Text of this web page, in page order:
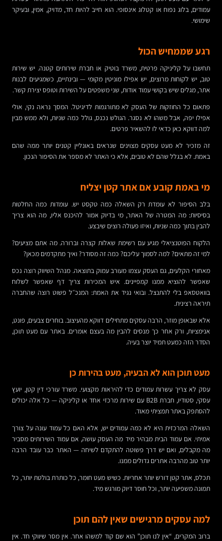
עמודים, בלוג נפוח או קטלוג אינסופי. הוא חייב להיות חד, מדויק, אמין, ובעיקר
שימושי.
רגע שממחיש הכול
תחשבו על קליניקה פרטית, משרד בוטיק או חברת שירותים קטנה. יש שירות
טוב, יש לקוחות מרוצים, יש אפילו מוניטין מקומי — ובינתיים, כשמגיעים לבנות
אתר, מגלים שיש בקושי עמוד אודות, שני משפטים על השירות וטופס יצירת קשר.
פתאום כל החוזקות של העסק לא מתורגמות לדיגיטל. המסך נראה נקי, אולי
אפילו יפה, אבל משהו לא נסגר. הגולש נכנס, גולל כמה שניות, ולא ממש מבין
למה דווקא כאן כדאי לו להשאיר פרטים.
זה מזכיר לא מעט עסקים מצוינים שנראים באונליין קטנים יותר ממה שהם
באמת. לא בגלל שהם לא טובים, אלא כי האתר לא מספר את הסיפור הנכון.
מי באמת קובע אם אתר קטן יצליח
בלב הסיפור לא עומדת רק השאלה כמה טקסט יש. עומדות כמה החלטות
בסיסיות: מה המטרה של האתר, מי בדיוק אמור להיכנס אליו, מה הוא צריך
להבין בתוך כמה שניות, ואיזו פעולה רוצים שיבצע.
הלקוח הפוטנציאלי מגיע עם רשימת שאלות קצרה וברורה. מה אתם מציעים?
למי זה מתאים? למה לסמוך עליכם? כמה זה מסודר? ואיך מתקדמים מכאן?
מאחורי הקלעים, גם העסק עצמו מעורב עמוק בתוצאה. מנהל השיווק רוצה נכס
שאפשר להוציא ממנו קמפיינים. איש המכירות צריך דף שאפשר לשלוח
בוואטסאפ בלי להתנצל. ובואי נגיד את האמת: המנכ״ל פשוט רוצה שהחברה
תיראה רצינית.
אלא שבאופן מוזר, הרבה עסקים מתחילים דווקא מהעיצוב. בוחרים צבעים, פונט,
אנימציות, ורק אחר כך מנסים להבין מה בעצם אומרים. באתר עם מעט תוכן,
הסדר הזה כמעט תמיד יוצר בעיה.
מעט תוכן הוא לא הבעיה, מעט בהירות כן
עסק לא צריך עשרות עמודים כדי להיראות מקצועי. משרד עורכי דין קטן, יועץ
עסקי, סטודיו, חברת B2B עם שירות מרכזי אחד או קליניקה — כל אלה יכולים
להסתפק באתר תמציתי מאוד.
השאלה המרכזית היא לא כמה עמודים יש, אלא האם כל עמוד עונה על צורך
אמיתי. אם עמוד הבית מבהיר מיד מה העסק עושה, אם עמוד השירותים מסביר
מה מקבלים, ואם יש דרך פשוטה להתקדם לשיחה — האתר כבר עובד הרבה
יותר טוב מהרבה אתרים גדולים ממנו.
תכלס, אתר קטן דורש יותר אחריות. כשיש מעט חומר, כל כותרת בולטת יותר, כל
תמונה משפיעה יותר, וכל חוסר דיוק מורגש מיד.
למה עסקים מרגישים שאין להם תוכן
ברוב המקרים, “אין לנו תוכן” הוא שם קוד למשהו אחר. אין מסר שיווקי חד. אין